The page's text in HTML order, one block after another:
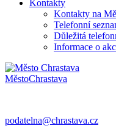
Kontakty
Kontakty na
Telefonní
Důležitá
Informace o
MěstoChrastava
podatelna@chrastava.cz